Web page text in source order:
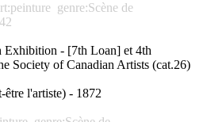
genre:Scène de
Exhibition - [7th Loan] et 4th
Society of Canadian Artists (cat.26)
être l'artiste) - 1872